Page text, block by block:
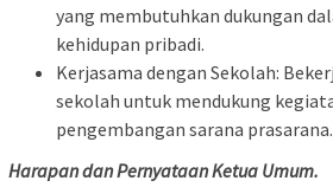
yang membutuhkan dukungan
kehidupan pribadi.
Kerjasama dengan Sekolah:
sekolah untuk mendukung
pengembangan sarana prasarana.
Harapan dan Pernyataan Ketua Umum.